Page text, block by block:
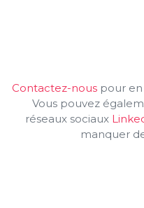
Contactez-nous pour en
Vous pouvez
réseaux sociaux
manquer